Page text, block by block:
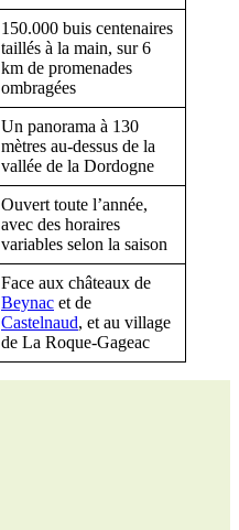
150.000 buis centenaires
taillés à la main, sur 6
km de promenades
ombragées
Un panorama à 130
mètres au-dessus de la
vallée de la Dordogne
Ouvert toute l’année,
avec des horaires
variables selon la saison
Face aux châteaux de
Beynac et de
Castelnaud, et au village
de La Roque-Gageac